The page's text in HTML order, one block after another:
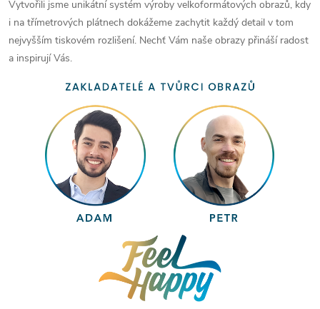
Vytvořili jsme unikátní systém výroby velkoformátových obrazů, kdy
i na třímetrových plátnech dokážeme zachytit každý detail v tom
nejvyšším tiskovém rozlišení. Nechť Vám naše obrazy přináší radost
a inspirují Vás.